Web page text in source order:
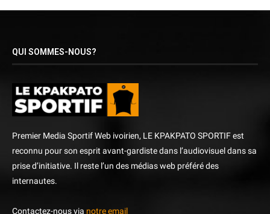
QUI SOMMES-NOUS?
Premier Media Sportif Web ivoirien, LE KPAKPATO SPORTIF est
reconnu pour son esprit avant-gardiste dans l’audiovisuel dans sa
prise d’initiative. Il reste l’un des médias web préféré des
internautes.
Contactez-nous via notre email